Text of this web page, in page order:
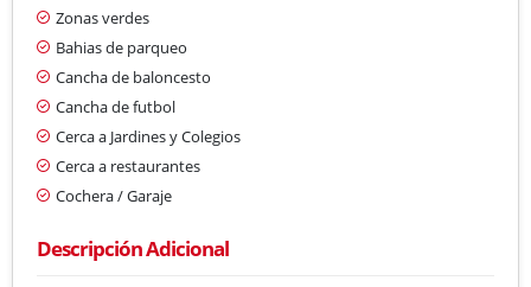
Zonas verdes
Bahias de parqueo
Cancha de baloncesto
Cancha de futbol
Cerca a Jardines y Colegios
Cerca a restaurantes
Cochera / Garaje
Descripción Adicional